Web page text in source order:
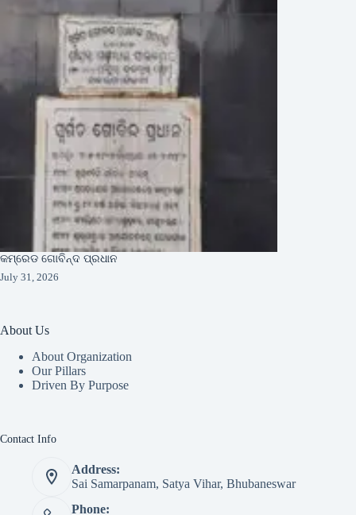
କମ୍ରେଡ ଗୋବିନ୍ଦ ପ୍ରଧାନ
July 31, 2026
About Us
About Organization
Our Pillars
Driven By Purpose​
Contact Info
Address:
Sai Samarpanam, Satya Vihar, Bhubaneswar
Phone: